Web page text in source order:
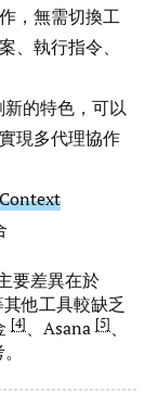
，無需切換工
、執行指令、
的特色，可以
現多代理協作
要差異在於
他工具較缺乏
4 、Asana 5 、